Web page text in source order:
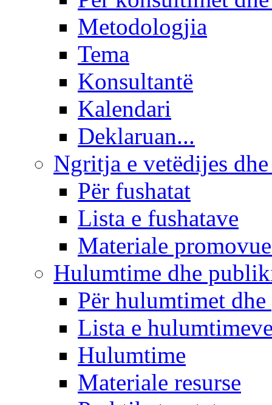
Metodologjia
Tema
Konsultantë
Kalendari
Deklaruan...
Ngritja e vetëdijes
Për fushatat
Lista e fushatave
Materiale
Hulumtime dhe
Për hulumtimet
Lista e
Hulumtime
Materiale resurse